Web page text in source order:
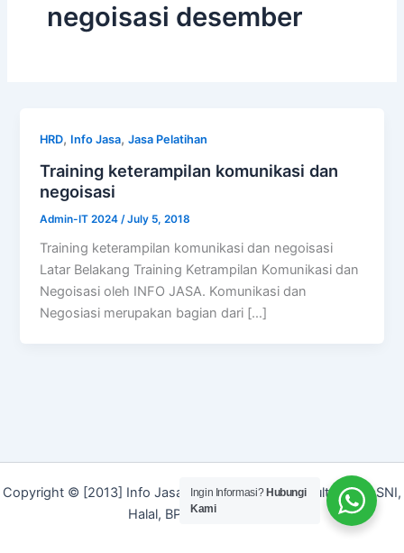
negoisasi desember
HRD, Info Jasa,Jasa Pelatihan
Training keterampilan komunikasi dan
negoisasi
Admin-IT 2024 /July 5, 2018
Training keterampilan komunikasi dan negoisasi
Latar Belakang Training Ketrampilan Komunikasi dan
Negoisasi oleh INFO JASA. Komunikasi dan
Negosiasi merupakan bagian dari […]
Copyright © [2013] Info Jasa | Layanan Jasa Konsultan ISO, SNI,
Halal, BPOM dan Merek]
Ingin Informasi? Hubungi
Kami